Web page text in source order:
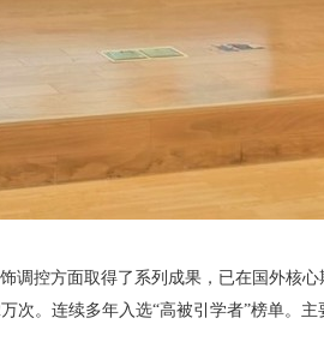
调控方面取得了系列成果，已在国外核心
万次。连续多年入选“高被引学者”榜单。